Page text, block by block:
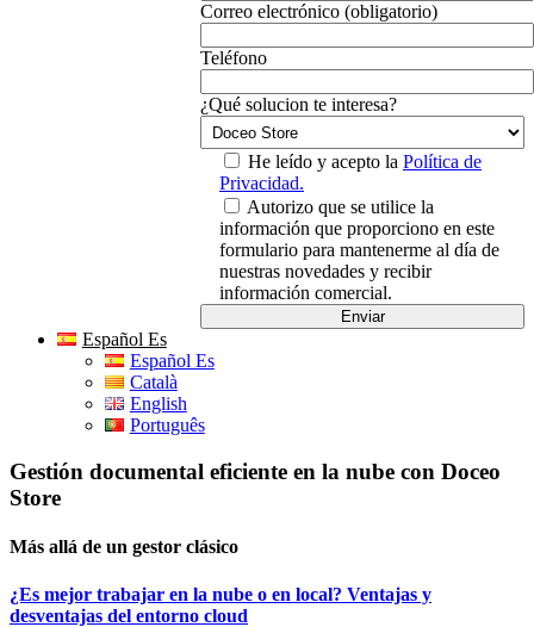
Correo electrónico (obligatorio)
Teléfono
¿Qué solucion te interesa?
He leído y acepto la Política de
Privacidad.
Autorizo que se utilice la
información que proporciono en este
formulario para mantenerme al día de
nuestras novedades y recibir
información comercial.
Español Es
Español Es
Català
English
Português
Gestión documental eficiente en la nube con Doceo
Store
Más allá de un gestor clásico
¿Es mejor trabajar en la nube o en local? Ventajas y
desventajas del entorno cloud